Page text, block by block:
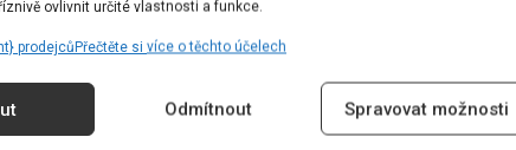
ovlivnit určité vlastnosti a funkce.
prodejcůPřečtěte si více o těchto účelech
Odmítnout Spravovat možnosti